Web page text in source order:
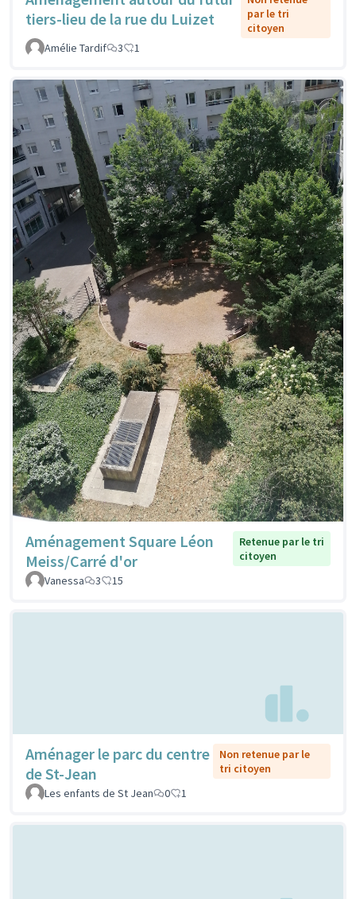
tiers-lieu de la rue du Luizet
par le tri
citoyen
Amélie Tardif
3 1
Aménagement Square Léon
Meiss/Carré d'or
Retenue par le tri
citoyen
Vanessa
3 15
Aménager le parc du centre
de St-Jean
Non retenue par le
tri citoyen
Les enfants de St Jean
0 1